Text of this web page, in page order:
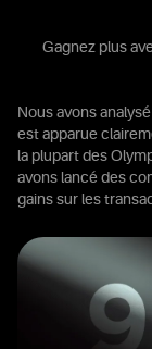
Gagnez plus
Nous avons
est apparue
la plupart des
avons lancé des
gains sur les